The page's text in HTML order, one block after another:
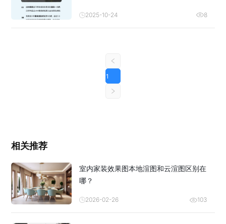
2025-10-24 8
1
相关推荐
室内家装效果图本地渲图和云渲图区别在
哪？
2026-02-26 103